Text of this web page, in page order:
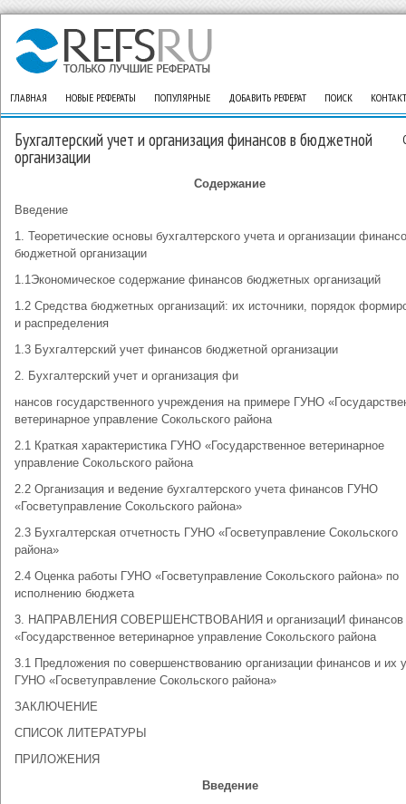
ГЛАВНАЯ НОВЫЕ РЕФЕРАТЫ ПОПУЛЯРНЫЕ ДОБАВИТЬ РЕФЕРАТ ПОИСК
Бухгалтерский учет и организация финансов в бюджетной
организации
Содержание
Введение
1. Теоретические основы бухгалтерского учета и организации
бюджетной организации
1.1Экономическое содержание финансов бюджетных организаций
1.2 Средства бюджетных организаций: их источники, порядок
и распределения
1.3 Бухгалтерский учет финансов бюджетной организации
2. Бухгалтерский учет и организация фи
нансов государственного учреждения на примере ГУНО
ветеринарное управление Сокольского района
2.1 Краткая характеристика ГУНО «Государственное ветеринарное
управление Сокольского района
2.2 Организация и ведение бухгалтерского учета финансов ГУНО
«Госветуправление Сокольского района»
2.3 Бухгалтерская отчетность ГУНО «Госветуправление Сокольского
района»
2.4 Оценка работы ГУНО «Госветуправление Сокольского района» по
исполнению бюджета
3. НАПРАВЛЕНИЯ СОВЕРШЕНСТВОВАНИЯ и организациИ
«Государственное ветеринарное управление Сокольского района
3.1 Предложения по совершенствованию организации финансов и их
ГУНО «Госветуправление Сокольского района»
ЗАКЛЮЧЕНИЕ
СПИСОК ЛИТЕРАТУРЫ
ПРИЛОЖЕНИЯ
Введение